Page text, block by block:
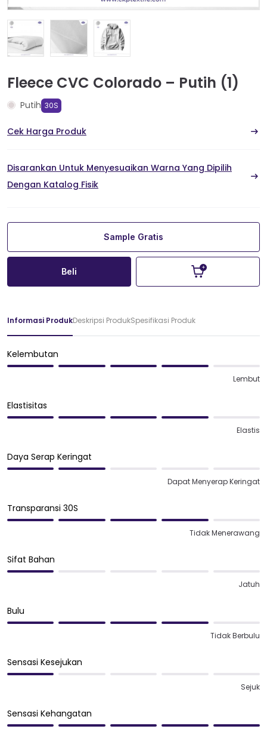
Fleece CVC Colorado – Putih (1)
Putih 30S
Cek Harga Produk
Disarankan Untuk Menyesuaikan Warna Yang Dipilih
Dengan Katalog Fisik
Sample Gratis
Beli
Informasi ProdukDeskripsi ProdukSpesifikasi Produk
Kelembutan
Lembut
Elastisitas
Elastis
Daya Serap Keringat
Dapat Menyerap Keringat
Transparansi 30S
Tidak Menerawang
Sifat Bahan
Jatuh
Bulu
Tidak Berbulu
Sensasi Kesejukan
Sejuk
Sensasi Kehangatan